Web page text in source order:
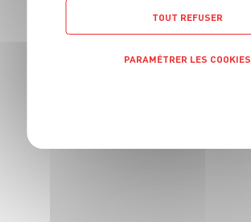
PLAT
TOUT REFUSER
PARAMÉTRER LES COOKIES